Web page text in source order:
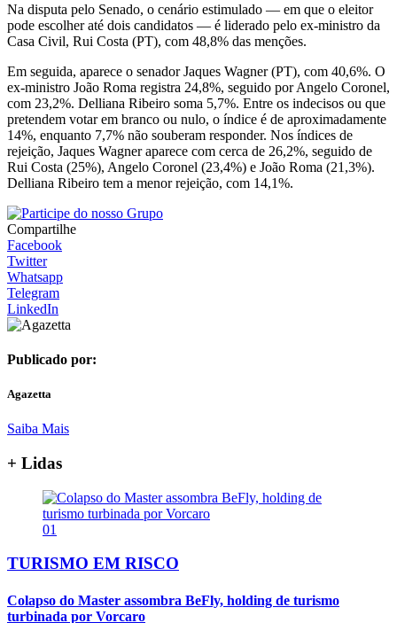
Na disputa pelo Senado, o cenário estimulado — em que o eleitor
pode escolher até dois candidatos — é liderado pelo ex-ministro da
Casa Civil, Rui Costa (PT), com 48,8% das menções.
Em seguida, aparece o senador Jaques Wagner (PT), com 40,6%. O
ex-ministro João Roma registra 24,8%, seguido por Angelo Coronel,
com 23,2%. Delliana Ribeiro soma 5,7%. Entre os indecisos ou que
pretendem votar em branco ou nulo, o índice é de aproximadamente
14%, enquanto 7,7% não souberam responder. Nos índices de
rejeição, Jaques Wagner aparece com cerca de 26,2%, seguido de
Rui Costa (25%), Angelo Coronel (23,4%) e João Roma (21,3%).
Delliana Ribeiro tem a menor rejeição, com 14,1%.
Compartilhe
Facebook
Twitter
Whatsapp
Telegram
LinkedIn
Publicado por:
Agazetta
Saiba Mais
+ Lidas
01
TURISMO EM RISCO
Colapso do Master assombra BeFly, holding de turismo
turbinada por Vorcaro